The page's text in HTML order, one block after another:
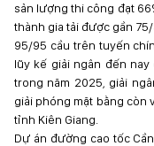
sản lượng thi công đạt
thành gia tải được gần
95/95 cầu trên tuyến
lũy kế giải ngân đến nay
trong năm 2025, giải
giải phóng mặt bằng còn
tỉnh Kiên Giang.
Dự án đường cao tốc